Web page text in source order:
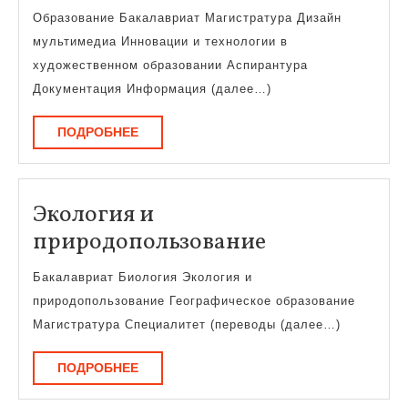
Образование Бакалавриат Магистратура Дизайн
мультимедиа Инновации и технологии в
художественном образовании Аспирантура
Документация Информация (далее…)
ПОДРОБНЕЕПОДРОБНЕЕ
Экология и
природопользование
Бакалавриат Биология Экология и
природопользование Географическое образование
Магистратура Специалитет (переводы (далее…)
ПОДРОБНЕЕПОДРОБНЕЕ